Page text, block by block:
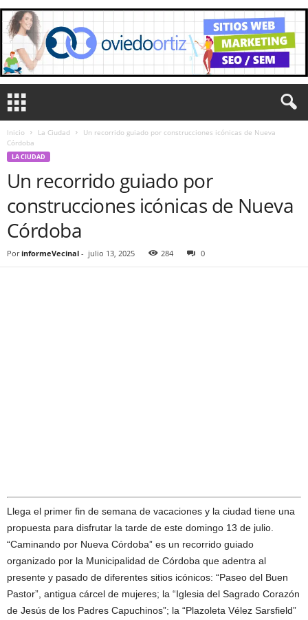
Inicio La Ciudad
Un recorrido guiado por construcciones icónicas de Nueva
Córdoba
LA CIUDAD
Un recorrido guiado por
construcciones icónicas de Nueva
Córdoba
Por informeVecinal - julio 13, 2025 284 0
Llega el primer fin de semana de vacaciones y la ciudad tiene una
propuesta para disfrutar la tarde de este domingo 13 de julio.
“Caminando por Nueva Córdoba” es un recorrido guiado
organizado por la Municipalidad de Córdoba que adentra al
presente y pasado de diferentes sitios icónicos: “Paseo del Buen
Pastor”, antigua cárcel de mujeres; la “Iglesia del Sagrado Corazón
de Jesús de los Padres Capuchinos”; la “Plazoleta Vélez Sarsfield”